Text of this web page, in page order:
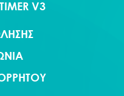
V3